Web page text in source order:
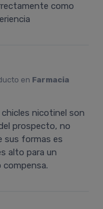
como
en Farmacia
nicotinel son
prospecto, no
sus formas es
alto para un
compensa.